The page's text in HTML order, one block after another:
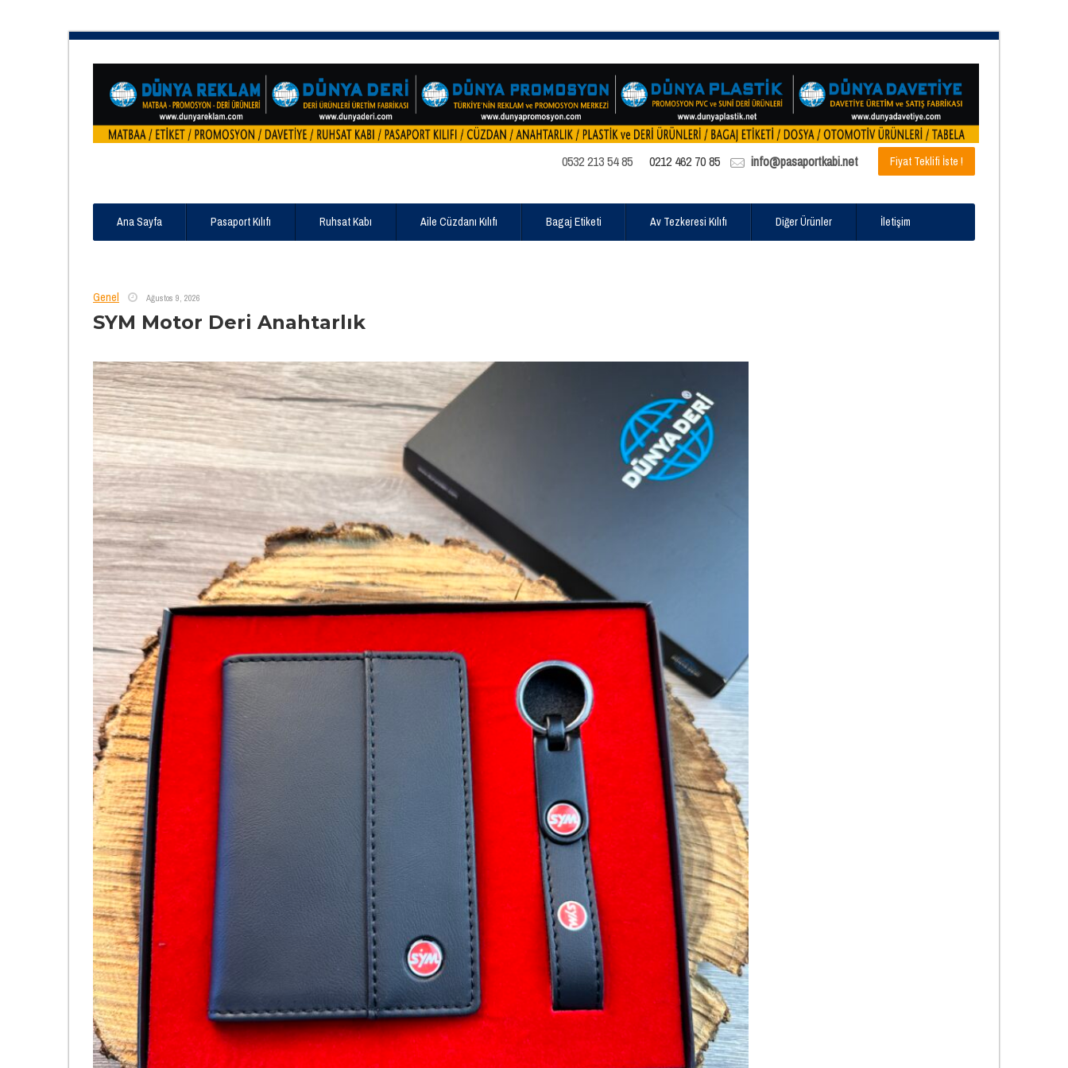
0532 213 54 85 0212 462 70 85 info@pasaportkabi.net Fiyat Teklifi İste !
Ana Sayfa Pasaport Kılıfı Ruhsat Kabı Aile Cüzdanı Kılıfı Bagaj Etiketi Av Tezkeresi Kılıfı Diğer Ürünler İletişim
Genel Ağustos 9, 2026
SYM Motor Deri Anahtarlık